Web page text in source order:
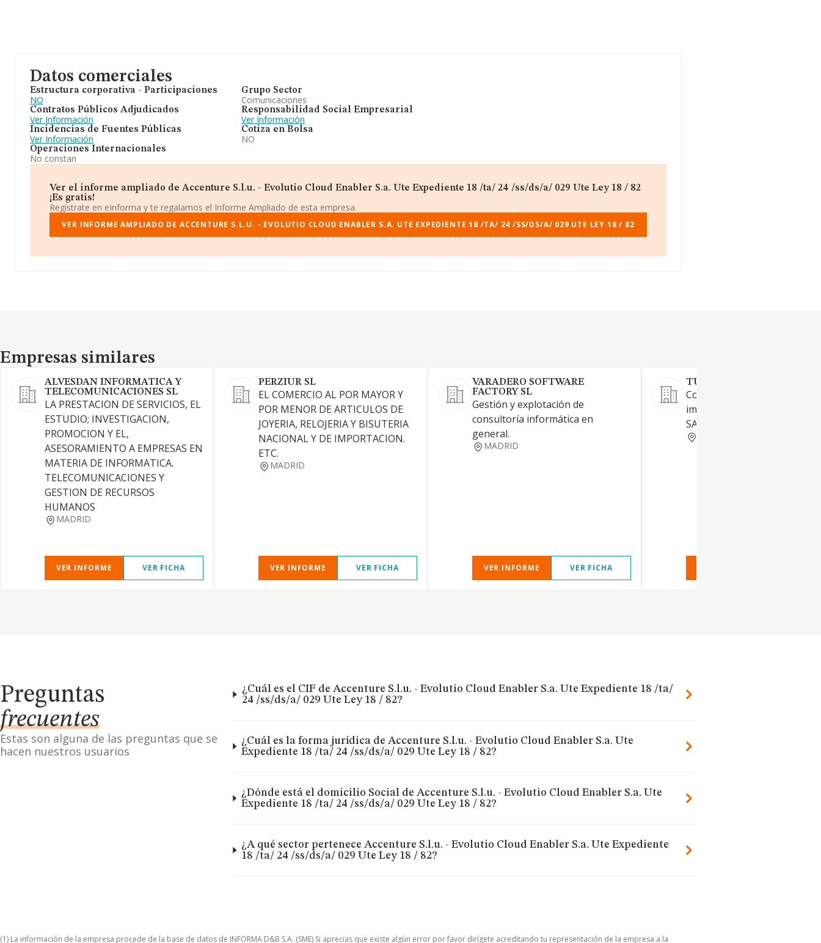
Datos comerciales
Estructura corporativa - Participaciones
NO
Contratos Públicos Adjudicados
Ver Información
Incidencias de Fuentes Públicas
Ver Información
Operaciones Internacionales
No constan
Grupo Sector
Comunicaciones
Responsabilidad Social Empresarial
Ver Información
Cotiza en Bolsa
NO
Ver el informe ampliado de Accenture S.l.u. - Evolutio Cloud Enabler S.a. Ute Expediente 18 /ta/ 24 /ss/ds/a/ 029 Ute Ley 18 / 82
¡Es gratis!
Regístrate en eInforma y te regalamos el Informe Ampliado de esta empresa.
VER INFORME AMPLIADO DE ACCENTURE S.L.U. - EVOLUTIO CLOUD ENABLER S.A. UTE EXPEDIENTE 18 /TA/ 24 /SS/DS/A/ 029 UTE LEY 18 / 82
Empresas similares
Empresas similares
ALVESDAN INFORMATICA Y
TELECOMUNICACIONES SL
LA PRESTACION DE SERVICIOS, EL
ESTUDIO; INVESTIGACION,
PROMOCION Y EL,
ASESORAMIENTO A EMPRESAS EN
MATERIA DE INFORMATICA.
TELECOMUNICACIONES Y
GESTION DE RECURSOS
HUMANOS
MADRID
VER INFORME VER FICHA
PERZIUR SL
EL COMERCIO AL POR MAYOR Y
POR MENOR DE ARTICULOS DE
JOYERIA, RELOJERIA Y BISUTERIA
NACIONAL Y DE IMPORTACION.
ETC.
MADRID
VER INFORME VER FICHA
VARADERO SOFTWARE
FACTORY SL
Gestión y explotación de
consultoría informática en
general.
MADRID
VER INFORME VER FICHA
TUYU TECHNOLOGY SL.
Consultoría, desarrollo,
implantación y soporte a
SAP y Web-Multimedia.
Preguntas
frecuentes
Estas son alguna de las preguntas que se
hacen nuestros usuarios
¿Cuál es el CIF de Accenture S.l.u. - Evolutio Cloud Enabler S.a. Ute Expediente 18 /ta/
24 /ss/ds/a/ 029 Ute Ley 18 / 82?
¿Cuál es la forma jurídica de Accenture S.l.u. - Evolutio Cloud Enabler S.a. Ute
Expediente 18 /ta/ 24 /ss/ds/a/ 029 Ute Ley 18 / 82?
¿Dónde está el domicilio Social de Accenture S.l.u. - Evolutio Cloud Enabler S.a. Ute
Expediente 18 /ta/ 24 /ss/ds/a/ 029 Ute Ley 18 / 82?
¿A qué sector pertenece Accenture S.l.u. - Evolutio Cloud Enabler S.a. Ute Expediente
18 /ta/ 24 /ss/ds/a/ 029 Ute Ley 18 / 82?
(1) La información de la empresa procede de la base de datos de INFORMA D&B S.A. (SME) Si aprecias que existe algún error por favor dirígete acreditando tu representación de la empresa a la